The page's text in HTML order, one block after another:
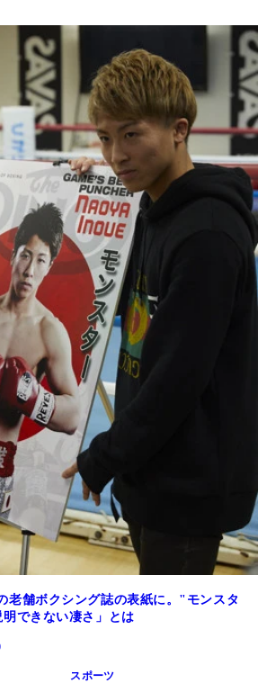
老舗ボクシング誌の表紙に。"モンスタ
できない凄さ」とは
スポーツ